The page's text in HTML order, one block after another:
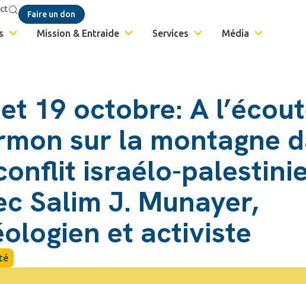
Faire un don
Mission & Entraide Services Média
19 octobre: A
sur la montagne
israélo-
Salim J. Munayer,
et activiste